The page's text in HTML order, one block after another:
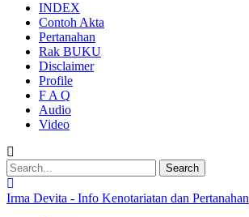
INDEX
Contoh Akta
Pertanahan
Rak BUKU
Disclaimer
Profile
F A Q
Audio
Video
Irma Devita - Info Kenotariatan dan Pertanahan